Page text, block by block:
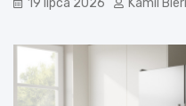
19 lipca 2026 Kamil